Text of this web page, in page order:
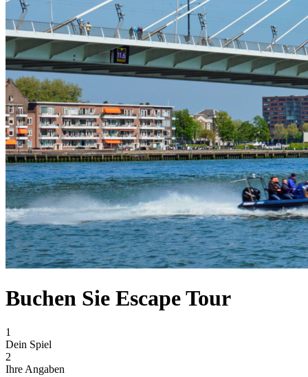
Buchen Sie Escape Tour
1
Dein Spiel
2
Ihre Angaben